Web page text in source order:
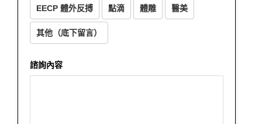
EECP 體外反搏 點滴 體雕 醫美
其他（底下留言）
諮詢內容